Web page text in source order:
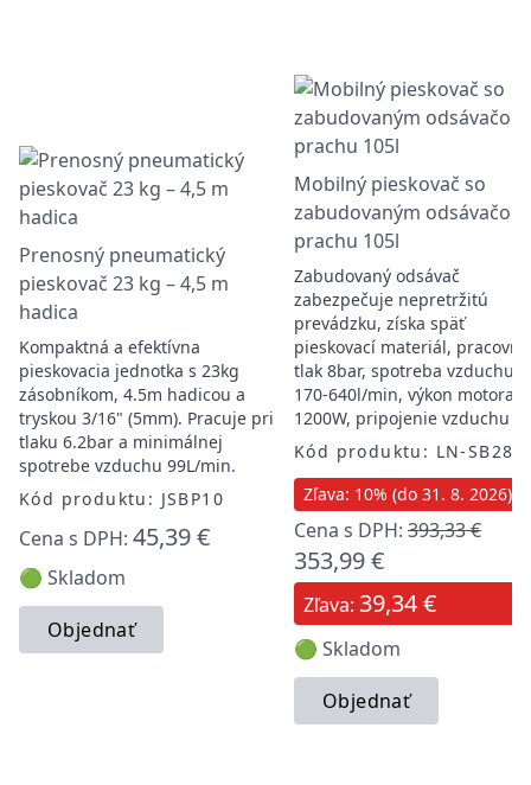
Prenosný pneumatický
pieskovač 23 kg – 4,5 m
hadica
Kompaktná a efektívna
pieskovacia jednotka s 23kg
zásobníkom, 4.5m hadicou a
tryskou 3/16" (5mm). Pracuje pri
tlaku 6.2bar a minimálnej
spotrebe vzduchu 99L/min.
Kód produktu: JSBP10
Cena s DPH: 45,39 €
🟢 Skladom
Objednať
Mobilný pieskovač so
zabudovaným odsávačom
prachu 105l
Zabudovaný odsávač
zabezpečuje nepretržitú
prevádzku, získa späť
pieskovací materiál, pracovný
tlak 8bar, spotreba vzduchu
170-640l/min, výkon motora
1200W, pripojenie vzduchu
Kód produktu: LN-SB28
Zľava: 10% (do 31. 8. 2026)
Cena s DPH: 393,33 €
353,99 €
Zľava: 39,34 €
🟢 Skladom
Objednať